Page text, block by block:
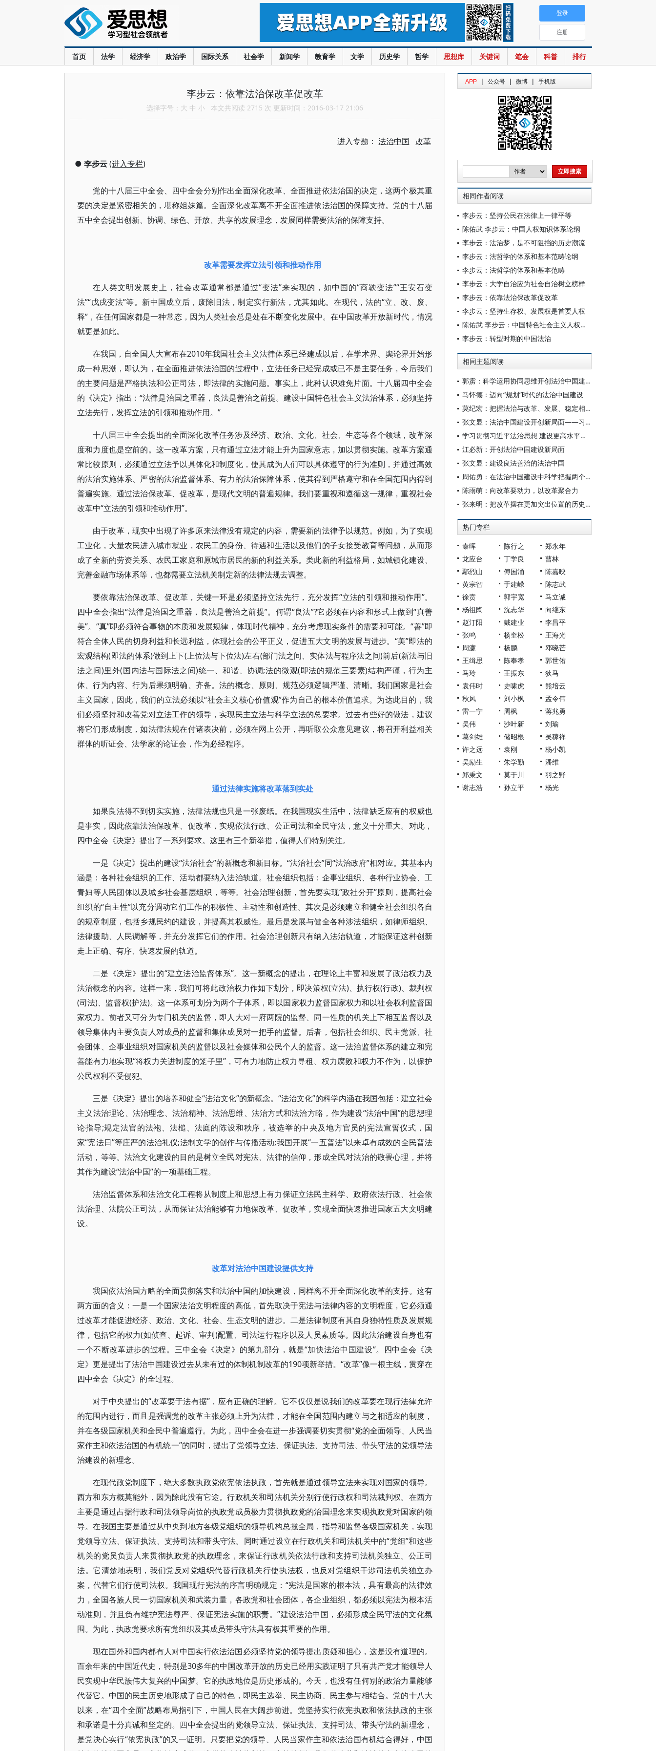
首页 法学 经济学 政治学 国际关系 社会学 新闻学 教育学 文学 历史学 哲学 思想库 关键词 笔会 科普 排行
登录
注册
李步云：依靠法治保改革促改革
选择字号： 大 中 小 本文共阅读 2715 次 更新时间：2016-03-17 21:06
进入专题： 法治中国 改革
● 李步云(进入专栏)
党的十八届三中全会、四中全会分别作出全面深化改革、全面推进依法治国的决定，这两个极其重
要的决定是紧密相关的，堪称姐妹篇。全面深化改革离不开全面推进依法治国的保障支持。党的十八届
五中全会提出创新、协调、绿色、开放、共享的发展理念，发展同样需要法治的保障支持。
改革需要发挥立法引领和推动作用
在人类文明发展史上，社会改革通常都是通过“变法”来实现的，如中国的“商鞅变法”“王安石变
法”“戊戌变法”等。新中国成立后，废除旧法，制定实行新法，尤其如此。在现代，法的“立、改、废、
释”，在任何国家都是一种常态，因为人类社会总是处在不断变化发展中。在中国改革开放新时代，情况
就更是如此。
在我国，自全国人大宣布在2010年我国社会主义法律体系已经建成以后，在学术界、舆论界开始形
成一种思潮，即认为，在全面推进依法治国的过程中，立法任务已经完成或已不是主要任务，今后我们
的主要问题是严格执法和公正司法，即法律的实施问题。事实上，此种认识难免片面。十八届四中全会
的《决定》指出：“法律是治国之重器，良法是善治之前提。建设中国特色社会主义法治体系，必须坚持
立法先行，发挥立法的引领和推动作用。”
十八届三中全会提出的全面深化改革任务涉及经济、政治、文化、社会、生态等各个领域，改革深
度和力度也是空前的。这一改革方案，只有通过立法才能上升为国家意志，加以贯彻实施。改革方案通
常比较原则，必须通过立法予以具体化和制度化，使其成为人们可以具体遵守的行为准则，并通过高效
的法治实施体系、严密的法治监督体系、有力的法治保障体系，使其得到严格遵守和在全国范围内得到
普遍实施。通过法治保改革、促改革，是现代文明的普遍规律。我们要重视和遵循这一规律，重视社会
改革中“立法的引领和推动作用”。
由于改革，现实中出现了许多原来法律没有规定的内容，需要新的法律予以规范。例如，为了实现
工业化，大量农民进入城市就业，农民工的身份、待遇和生活以及他们的子女接受教育等问题，从而形
成了全新的劳资关系、农民工家庭和原城市居民的新的利益关系。类此新的利益格局，如城镇化建设、
完善金融市场体系等，也都需要立法机关制定新的法律法规去调整。
要依靠法治保改革、促改革，关键一环是必须坚持立法先行，充分发挥“立法的引领和推动作用”。
四中全会指出“法律是治国之重器，良法是善治之前提”。何谓“良法”?它必须在内容和形式上做到“真善
美”。“真”即必须符合事物的本质和发展规律，体现时代精神，充分考虑现实条件的需要和可能。“善”即
符合全体人民的切身利益和长远利益，体现社会的公平正义，促进五大文明的发展与进步。“美”即法的
宏观结构(即法的体系)做到上下(上位法与下位法)左右(部门法之间、实体法与程序法之间)前后(新法与旧
法之间)里外(国内法与国际法之间)统一、和谐、协调;法的微观(即法的规范三要素)结构严谨，行为主
体、行为内容、行为后果须明确、齐备。法的概念、原则、规范必须逻辑严谨、清晰。我们国家是社会
主义国家，因此，我们的立法必须以“社会主义核心价值观”作为自己的根本价值追求。为达此目的，我
们必须坚持和改善党对立法工作的领导，实现民主立法与科学立法的总要求。过去有些好的做法，建议
将它们形成制度，如法律法规在付诸表决前，必须在网上公开，再听取公众意见建议，将召开利益相关
群体的听证会、法学家的论证会，作为必经程序。
通过法律实施将改革落到实处
如果良法得不到切实实施，法律法规也只是一张废纸。在我国现实生活中，法律缺乏应有的权威也
是事实，因此依靠法治保改革、促改革，实现依法行政、公正司法和全民守法，意义十分重大。对此，
四中全会《决定》提出了一系列要求。这里有三个新举措，值得人们特别关注。
一是《决定》提出的建设“法治社会”的新概念和新目标。“法治社会”同“法治政府”相对应。其基本内
涵是：各种社会组织的工作、活动都要纳入法治轨道。社会组织包括：企事业组织、各种行业协会、工
青妇等人民团体以及城乡社会基层组织，等等。社会治理创新，首先要实现“政社分开”原则，提高社会
组织的“自主性”以充分调动它们工作的积极性、主动性和创造性。其次是必须建立和健全社会组织各自
的规章制度，包括乡规民约的建设，并提高其权威性。最后是发展与健全各种涉法组织，如律师组织、
法律援助、人民调解等，并充分发挥它们的作用。社会治理创新只有纳入法治轨道，才能保证这种创新
走上正确、有序、快速发展的轨道。
二是《决定》提出的“建立法治监督体系”。这一新概念的提出，在理论上丰富和发展了政治权力及
法治概念的内容。这样一来，我们可将此政治权力作如下划分，即决策权(立法)、执行权(行政)、裁判权
(司法)、监督权(护法)。这一体系可划分为两个子体系，即以国家权力监督国家权力和以社会权利监督国
家权力。前者又可分为专门机关的监督，即人大对一府两院的监督、同一性质的机关上下相互监督以及
领导集体内主要负责人对成员的监督和集体成员对一把手的监督。后者，包括社会组织、民主党派、社
会团体、企事业组织对国家机关的监督以及社会媒体和公民个人的监督。这一法治监督体系的建立和完
善能有力地实现“将权力关进制度的笼子里”，可有力地防止权力寻租、权力腐败和权力不作为，以保护
公民权利不受侵犯。
三是《决定》提出的培养和健全“法治文化”的新概念。“法治文化”的科学内涵在我国包括：建立社会
主义法治理论、法治理念、法治精神、法治思维、法治方式和法治方略，作为建设“法治中国”的思想理
论指导;规定法官的法袍、法槌、法庭的陈设和秩序，被选举的中央及地方官员的宪法宣誓仪式，国
家“宪法日”等庄严的法治礼仪;法制文学的创作与传播活动;我国开展“一五普法”以来卓有成效的全民普法
活动，等等。法治文化建设的目的是树立全民对宪法、法律的信仰，形成全民对法治的敬畏心理，并将
其作为建设“法治中国”的一项基础工程。
法治监督体系和法治文化工程将从制度上和思想上有力保证立法民主科学、政府依法行政、社会依
法治理、法院公正司法，从而保证法治能够有力地保改革、促改革，实现全面快速推进国家五大文明建
设。
改革对法治中国建设提供支持
我国依法治国方略的全面贯彻落实和法治中国的加快建设，同样离不开全面深化改革的支持。这有
两方面的含义：一是一个国家法治文明程度的高低，首先取决于宪法与法律内容的文明程度，它必须通
过改革才能促进经济、政治、文化、社会、生态文明的进步。二是法律制度有其自身独特性质及发展规
律，包括它的权力(如侦查、起诉、审判)配置、司法运行程序以及人员素质等。因此法治建设自身也有
一个不断改革进步的过程。三中全会《决定》的第九部分，就是“加快法治中国建设”。四中全会《决
定》更是提出了法治中国建设过去从未有过的体制机制改革的190项新举措。“改革”像一根主线，贯穿在
四中全会《决定》的全过程。
对于中央提出的“改革要于法有据”，应有正确的理解。它不仅仅是说我们的改革要在现行法律允许
的范围内进行，而且是强调党的改革主张必须上升为法律，才能在全国范围内建立与之相适应的制度，
并在各级国家机关和全民中普遍遵行。为此，四中全会在进一步强调要切实贯彻“党的全面领导、人民当
家作主和依法治国的有机统一”的同时，提出了党领导立法、保证执法、支持司法、带头守法的党领导法
治建设的新理念。
在现代政党制度下，绝大多数执政党依宪依法执政，首先就是通过领导立法来实现对国家的领导。
西方和东方概莫能外，因为除此没有它途。行政机关和司法机关分别行使行政权和司法裁判权。在西方
主要是通过占据行政和司法领导岗位的执政党成员极力贯彻执政党的治国理念来实现执政党对国家的领
导。在我国主要是通过从中央到地方各级党组织的领导机构总揽全局，指导和监督各级国家机关，实现
党领导立法、保证执法、支持司法和带头守法。同时通过设立在行政机关和司法机关中的“党组”和这些
机关的党员负责人来贯彻执政党的执政理念，来保证行政机关依法行政和支持司法机关独立、公正司
法。它清楚地表明，我们党反对党组织代替行政机关行使执法权，也反对党组织干涉司法机关独立办
案，代替它们行使司法权。我国现行宪法的序言明确规定：“宪法是国家的根本法，具有最高的法律效
力，全国各族人民一切国家机关和武装力量，各政党和社会团体，各企业组织，都必须以宪法为根本活
动准则，并且负有维护宪法尊严、保证宪法实施的职责。”建设法治中国，必须形成全民守法的文化氛
围。为此，执政党要求所有党组织及其成员带头守法具有极其重要的作用。
现在国外和国内都有人对中国实行依法治国必须坚持党的领导提出质疑和担心，这是没有道理的。
百余年来的中国近代史，特别是30多年的中国改革开放的历史已经用实践证明了只有共产党才能领导人
民实现中华民族伟大复兴的中国梦。它的执政地位是历史形成的。今天，也没有任何别的政治力量能够
代替它。中国的民主历史地形成了自己的特色，即民主选举、民主协商、民主参与相结合。党的十八大
以来，在“四个全面”战略布局指引下，中国人民在大阔步前进。党坚持实行依宪执政和依法执政的主张
和承诺是十分真诚和坚定的。四中全会提出的党领导立法、保证执法、支持司法、带头守法的新理念，
是党决心实行“依宪执政”的又一证明。只要把党的领导、人民当家作主和依法治国有机结合得好，中国
APP | 公众号 | 微博 | 手机版
相同作者阅读
李步云：坚持公民在法律上一律平等
陈佑武 李步云：中国人权知识体系论纲
李步云：法治梦，是不可阻挡的历史潮流
李步云：法哲学的体系和基本范畴论纲
李步云：法哲学的体系和基本范畴
李步云：大学自治应为社会自治树立榜样
李步云：依靠法治保改革促改革
李步云：坚持生存权、发展权是首要人权
陈佑武 李步云：中国特色社会主义人权理论体系论纲
李步云：转型时期的中国法治
相同主题阅读
郭雳：科学运用协同思维开创法治中国建设新局面
马怀德：迈向“规划”时代的法治中国建设
莫纪宏：把握法治与改革、发展、稳定相协同的内在逻辑
张文显：法治中国建设开创新局面——习近平法治思想提出五年来的历史性成就考察
学习贯彻习近平法治思想 建设更高水平的法治中国
江必新：开创法治中国建设新局面
张文显：建设良法善治的法治中国
周佑勇：在法治中国建设中科学把握两个“更加注重”
陈雨萌：向改革要动力，以改革聚合力
张来明：把改革摆在更加突出位置的历史自觉——党的二十届三中全会《决定》学习体会
热门专栏
秦晖 陈行之
郑永年
龙应台
丁学良
曹林
鄢烈山
傅国涌
陈嘉映
黄宗智
于建嵘
陈志武
徐贲
郭宇宽
马立诚
杨祖陶
沈志华
向继东
赵汀阳
戴建业
李昌平
张鸣
杨奎松
王海光
周濂
杨鹏
邓晓芒
王缉思
陈奉孝
郭世佑
马玲
王振东
狄马
袁伟时
史啸虎
熊培云
秋风
刘小枫
孟令伟
雷一宁
周枫
蒋兆勇
吴伟
沙叶新
刘瑜
葛剑雄
储昭根
吴稼祥
许之远
袁刚
杨小凯
吴励生
朱学勤
潘维
郑秉文
莫于川
羽之野
谢志浩
孙立平 杨光